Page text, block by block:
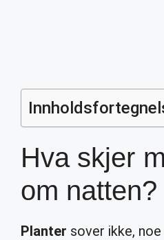
Hva skjer
om natten?
Planter sover ikke,